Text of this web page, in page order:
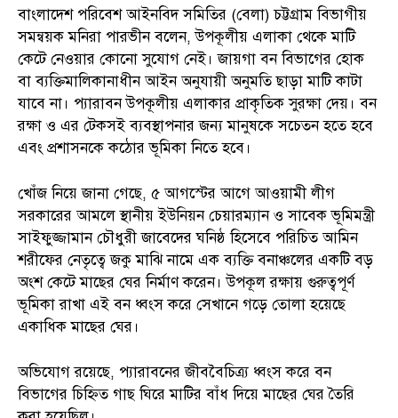
বাংলাদেশ পরিবেশ আইনবিদ সমিতির (বেলা) চট্টগ্রাম বিভাগীয়
সমন্বয়ক মনিরা পারভীন বলেন, উপকূলীয় এলাকা থেকে মাটি
কেটে নেওয়ার কোনো সুযোগ নেই। জায়গা বন বিভাগের হোক
বা ব্যক্তিমালিকানাধীন আইন অনুযায়ী অনুমতি ছাড়া মাটি কাটা
যাবে না। প্যারাবন উপকূলীয় এলাকার প্রাকৃতিক সুরক্ষা দেয়। বন
রক্ষা ও এর টেকসই ব্যবস্থাপনার জন্য মানুষকে সচেতন হতে হবে
এবং প্রশাসনকে কঠোর ভূমিকা নিতে হবে।
খোঁজ নিয়ে জানা গেছে, ৫ আগস্টের আগে আওয়ামী লীগ
সরকারের আমলে স্থানীয় ইউনিয়ন চেয়ারম্যান ও সাবেক ভূমিমন্ত্রী
সাইফুজ্জামান চৌধুরী জাবেদের ঘনিষ্ঠ হিসেবে পরিচিত আমিন
শরীফের নেতৃত্বে জকু মাঝি নামে এক ব্যক্তি বনাঞ্চলের একটি বড়
অংশ কেটে মাছের ঘের নির্মাণ করেন। উপকূল রক্ষায় গুরুত্বপূর্ণ
ভূমিকা রাখা এই বন ধ্বংস করে সেখানে গড়ে তোলা হয়েছে
একাধিক মাছের ঘের।
অভিযোগ রয়েছে, প্যারাবনের জীববৈচিত্র্য ধ্বংস করে বন
বিভাগের চিহ্নিত গাছ ঘিরে মাটির বাঁধ দিয়ে মাছের ঘের তৈরি